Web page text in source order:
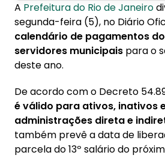
1. Detalhes do cronograma
2. Confira o cronograma de
3. Importância do calendário
4. Compromisso com o
A Prefeitura do Rio de Janeiro
segunda-feira (5), no Diário
calendário de pagamentos
servidores municipais para o
deste ano.
De acordo com o Decreto
é válido para ativos, inativos
administrações direta e
também prevê a data de
parcela do 13º salário do